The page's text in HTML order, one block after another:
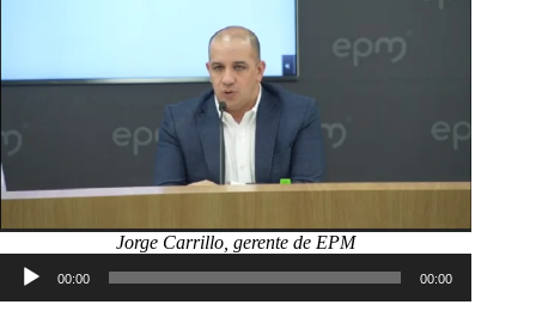
Jorge Carrillo, gerente de EPM
Reproductor
audio
00:00 00:00